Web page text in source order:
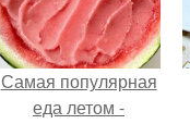
Самая популярная
еда летом -